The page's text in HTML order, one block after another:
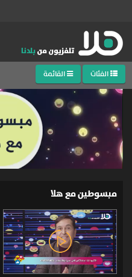
الفئات القائمة
مبسوطين مع هلا